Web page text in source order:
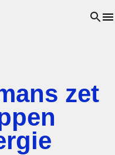
Open
zet